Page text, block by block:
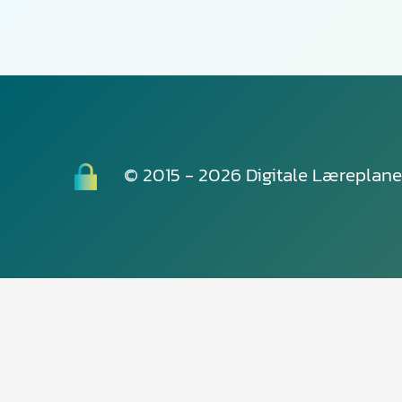
© 2015 - 2026 Digitale